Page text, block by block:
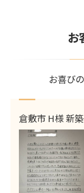
お
お喜び
倉敷市 H様 新